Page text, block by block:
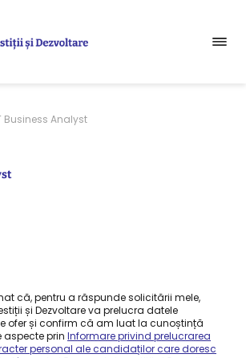
Business Analyst
că, pentru a răspunde solicitării mele,
și Dezvoltare va prelucra datele
ofer și confirm că am luat la cunoștință
aspecte prin Informare privind prelucrarea
personal ale candidaților care doresc